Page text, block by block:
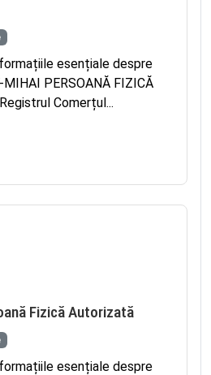
esențiale despre
MIHAI PERSOANĂ FIZICĂ
Comerțul...
Fizică Autorizată
esențiale despre